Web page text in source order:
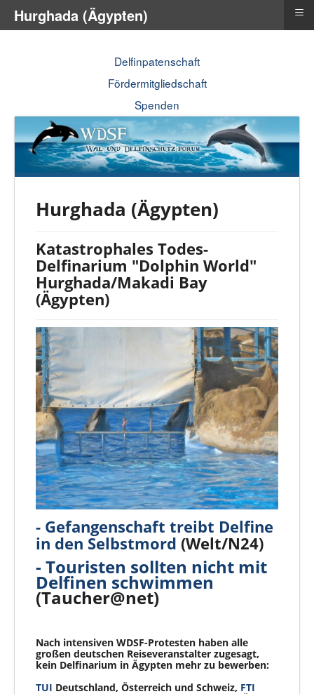
Delfinpatenschaft
Fördermitgliedschaft
Spenden
Hurghada (Ägypten)
Katastrophales Todes-
Delfinarium "Dolphin World"
Hurghada/Makadi Bay
(Ägypten)
- Gefangenschaft treibt Delfine
in den Selbstmord (Welt/N24)
- Touristen sollten nicht mit
Delfinen schwimmen
(Taucher@net)
Nach intensiven WDSF-Protesten haben alle
großen deutschen Reiseveranstalter zugesagt,
kein Delfinarium in Ägypten mehr zu bewerben:
TUI Deutschland, Österreich und Schweiz, FTI
Hurghada (Ägypten) ≡